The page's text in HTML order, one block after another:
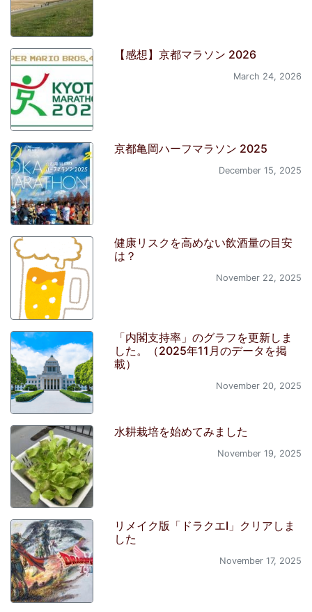
【感想】京都マラソン 2026
March 24, 2026
京都亀岡ハーフマラソン 2025
December 15, 2025
健康リスクを高めない飲酒量の目安
は？
November 22, 2025
「内閣支持率」のグラフを更新しま
した。（2025年11月のデータを掲
載）
November 20, 2025
水耕栽培を始めてみました
November 19, 2025
リメイク版「ドラクエI」クリアしま
した
November 17, 2025